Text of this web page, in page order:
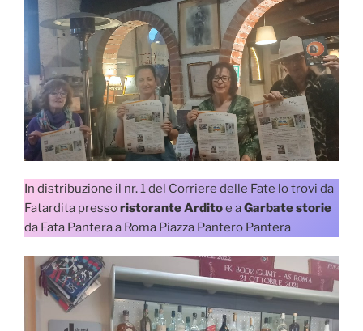
In distribuzione il nr. 1 del Corriere delle Fate lo trovi da
Fatardita pressoristorante Arditoe aGarbate storie
da Fata Pantera a Roma Piazza Pantero Pantera